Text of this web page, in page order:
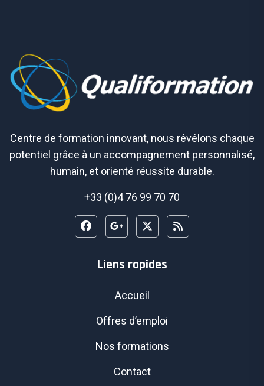
Centre de formation innovant, nous révélons chaque
potentiel grâce à un accompagnement personnalisé,
humain, et orienté réussite durable.
+33 (0)4 76 99 70 70
Liens rapides
Accueil
Offres d’emploi
Nos formations
Contact